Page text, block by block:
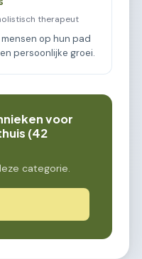
therapeut
op hun pad
persoonlijke groei.
voor
(42
categorie.